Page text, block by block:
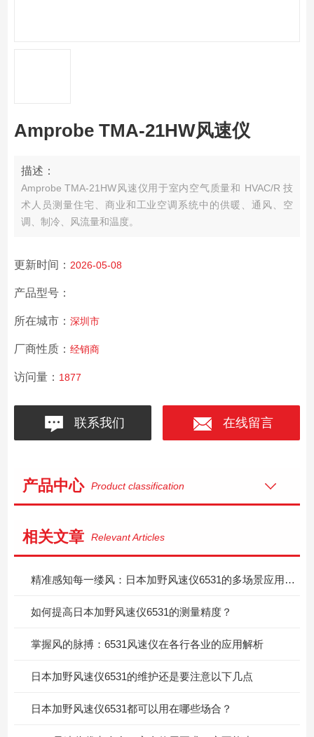
Amprobe TMA-21HW风速仪
描述：
Amprobe TMA-21HW风速仪用于室内空气质量和 HVAC/R 技
术人员测量住宅、商业和工业空调系统中的供暖、通风、空
调、制冷、风流量和温度。
更新时间： 2026-05-08
产品型号：
所在城市： 深圳市
厂商性质： 经销商
访问量： 1877
联系我们 在线留言
产品中心 Product classification
相关文章 Relevant Articles
精准感知每一缕风：日本加野风速仪6531的多场景应用价值
如何提高日本加野风速仪6531的测量精度？
掌握风的脉搏：6531风速仪在各行各业的应用解析
日本加野风速仪6531的维护还是要注意以下几点
日本加野风速仪6531都可以用在哪些场合？